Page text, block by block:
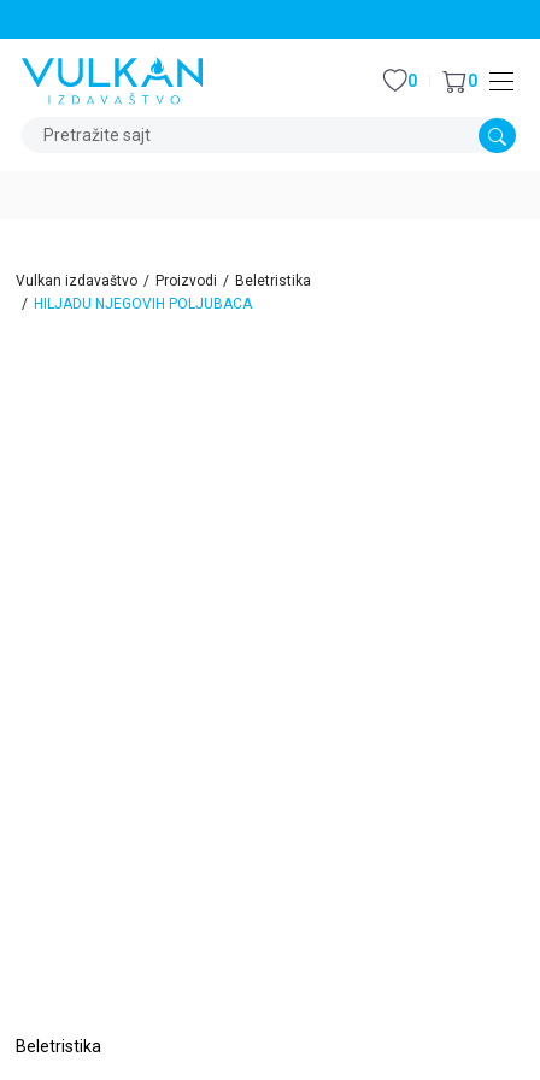
Pretražite sajt
0 0
Vulkan izdavaštvo Proizvodi
Beletristika
HILJADU NJEGOVIH POLJUBACA
Beletristika